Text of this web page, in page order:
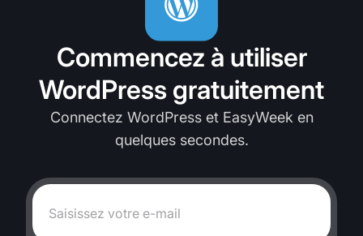
Commencez à utiliser
WordPress gratuitement
Connectez WordPress et EasyWeek en
quelques secondes.